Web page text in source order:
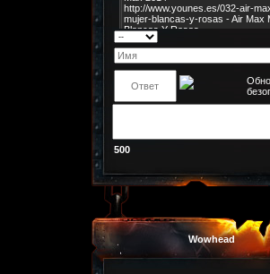
500
Wowhead